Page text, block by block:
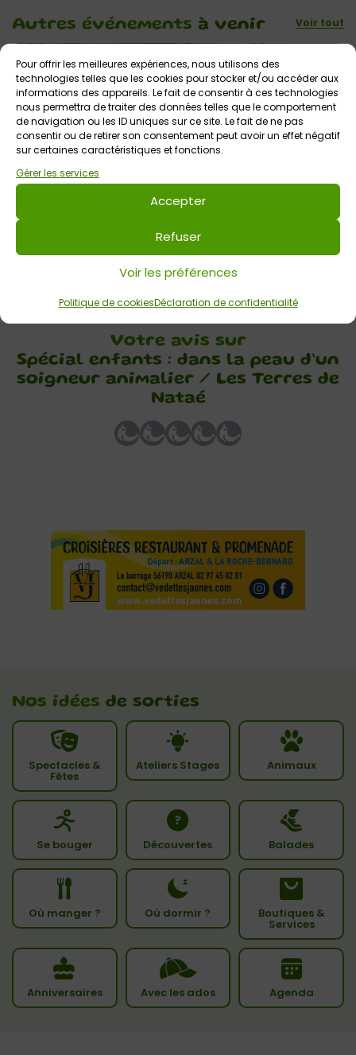
Pour offrir les meilleures expériences, nous utilisons des
technologies telles que les cookies pour stocker et/ou accéder aux
informations des appareils. Le fait de consentir à ces technologies
nous permettra de traiter des données telles que le comportement
de navigation ou les ID uniques sur ce site. Le fait de ne pas
consentir ou de retirer son consentement peut avoir un effet négatif
sur certaines caractéristiques et fonctions.
Gérer les services
Accepter
Refuser
Voir les préférences
Politique de cookiesDéclaration de confidentialité
Autres événements à venir Voir tout
4 juillet 2026 > 31 août 2026
Votre avis sur
Spécial enfants : dans la peau d’un
soigneur animalier / Les Terres de
Nataé
Nos idées de sorties
Spectacles &
Fêtes
Ateliers Stages Animaux
Se bouger Découvertes Balades
Où manger ? Où dormir ? Boutiques &
Services
Anniversaires Avec les ados Agenda